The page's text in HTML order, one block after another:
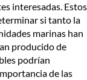
interesadas. Estos
si tanto la
marinas han
producido de
podrían
de las